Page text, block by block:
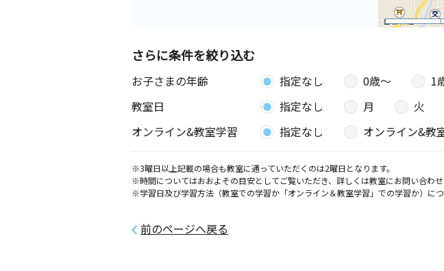
さらに条件を絞り込む
お子さまの年齢 指定なし 0歳〜 1
教室日
指定なし 月 火
オンライン&教室学習
指定なし オンライン&教
※3曜日以上記載の場合も教室に通っていただくのは2曜日となります。
※時間についてはおおよその目安としてご覧いただき、詳しくは教室にお問い合わ
※学習日及び学習方法（教室での学習か「オンライン＆教室学習」での学習か）に
前のページへ戻る